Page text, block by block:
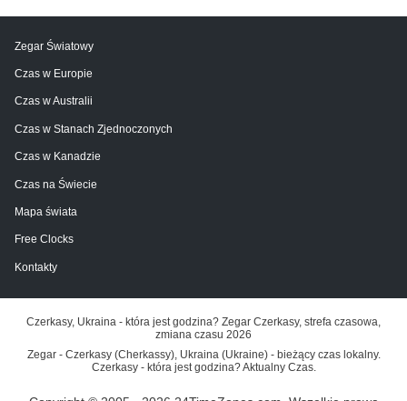
Zegar Światowy
Czas w Europie
Czas w Australii
Czas w Stanach Zjednoczonych
Czas w Kanadzie
Czas na Świecie
Mapa świata
Free Clocks
Kontakty
Czerkasy, Ukraina - która jest godzina? Zegar Czerkasy, strefa czasowa,
zmiana czasu 2026
Zegar - Czerkasy (Cherkassy), Ukraina (Ukraine) - bieżący czas lokalny.
Czerkasy - która jest godzina? Aktualny Czas.